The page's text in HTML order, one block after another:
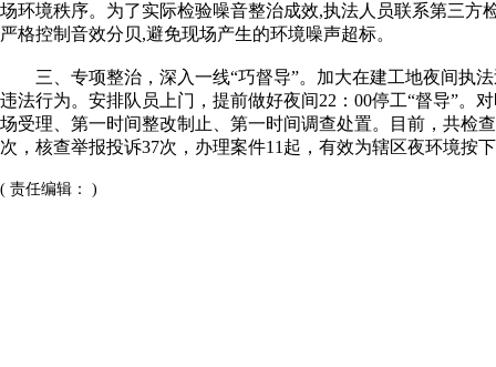
场环境秩序。为了实际检验噪音整治成效,执法人员联系第三方
严格控制音效分贝,避免现场产生的环境噪声超标。
三、专项整治，深入一线“巧督导”。加大在建工地夜间执法
违法行为。安排队员上门，提前做好夜间22：00停工“督导”。
场受理、第一时间整改制止、第一时间调查处置。目前，共检
次，核查举报投诉37次，办理案件11起，有效为辖区夜环境按
( 责任编辑： )